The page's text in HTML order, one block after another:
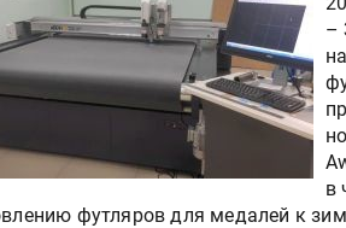
–
в
футляров для медалей к